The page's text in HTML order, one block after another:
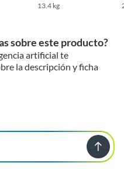
13.4 kg
sobre este producto?
artificial te
la descripción y ficha